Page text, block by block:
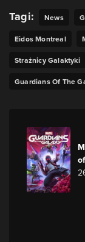
Tagi: News
Eidos Montreal
Strażnicy Galaktyki
Guardians Of The